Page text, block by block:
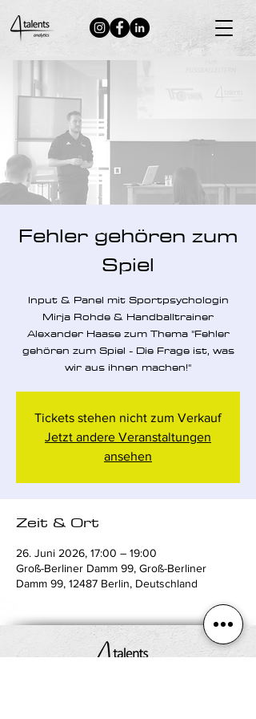
Neuigkeiten
Fehler gehören zum
Spiel
Input & Panel mit Sportpsychologin
Mirja Rohde & Handballtrainer
Alexander Haase zum Thema "Fehler
gehören zum Spiel - Die Frage ist, was
wir aus ihnen machen!"
Tickets stehen nicht zum Verkauf
Jetzt andere Veranstaltungen
ansehen
Zeit & Ort
26. Juni 2026, 17:00 – 19:00
Groß-Berliner Damm 99, Groß-Berliner
Damm 99, 12487 Berlin, Deutschland